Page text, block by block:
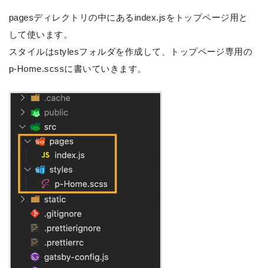
pagesディレクトリの中にあるindex.jsをトップページ用と
して使います。
スタイルはstylesフォルダを作成して、トップページ専用の
p-Home.scssに書いていきます。